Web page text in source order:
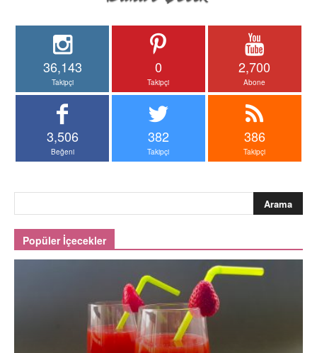
36,143
Takipçi
0
Takipçi
2,700
Abone
3,506
Beğeni
382
Takipçi
386
Takipçi
Popüler İçecekler